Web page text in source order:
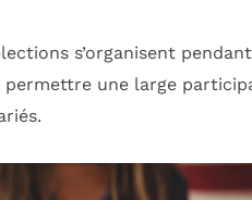
s’organisent
une large